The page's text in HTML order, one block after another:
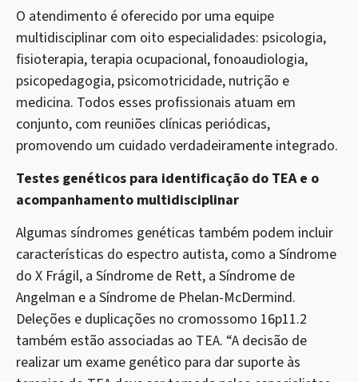
O atendimento é oferecido por uma equipe
multidisciplinar com oito especialidades: psicologia,
fisioterapia, terapia ocupacional, fonoaudiologia,
psicopedagogia, psicomotricidade, nutrição e
medicina. Todos esses profissionais atuam em
conjunto, com reuniões clínicas periódicas,
promovendo um cuidado verdadeiramente integrado.
Testes genéticos para identificação do TEA e o
acompanhamento multidisciplinar
Algumas síndromes genéticas também podem incluir
características do espectro autista, como a Síndrome
do X Frágil, a Síndrome de Rett, a Síndrome de
Angelman e a Síndrome de Phelan-McDermind.
Deleções e duplicações no cromossomo 16p11.2
também estão associadas ao TEA. “A decisão de
realizar um exame genético para dar suporte às